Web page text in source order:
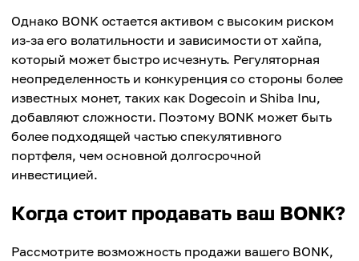
Однако BONK остается активом с высоким риском
из-за его волатильности и зависимости от хайпа,
который может быстро исчезнуть. Регуляторная
неопределенность и конкуренция со стороны более
известных монет, таких как Dogecoin и Shiba Inu,
добавляют сложности. Поэтому BONK может быть
более подходящей частью спекулятивного
портфеля, чем основной долгосрочной
инвестицией.
Когда стоит продавать ваш BONK?
Рассмотрите возможность продажи вашего BONK,